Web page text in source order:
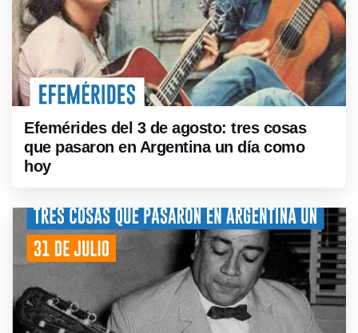
Efemérides del 3 de agosto: tres cosas
que pasaron en Argentina un día como
hoy